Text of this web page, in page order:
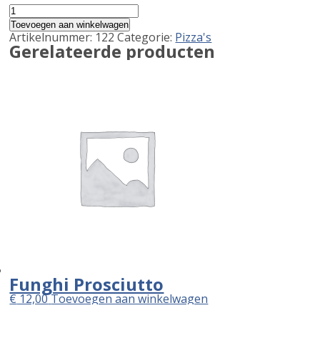
Tropicale
aantal
Toevoegen aan winkelwagen
Artikelnummer: 122 Categorie: Pizza's
Gerelateerde producten
Funghi Prosciutto
€12,00Toevoegen aan winkelwagen